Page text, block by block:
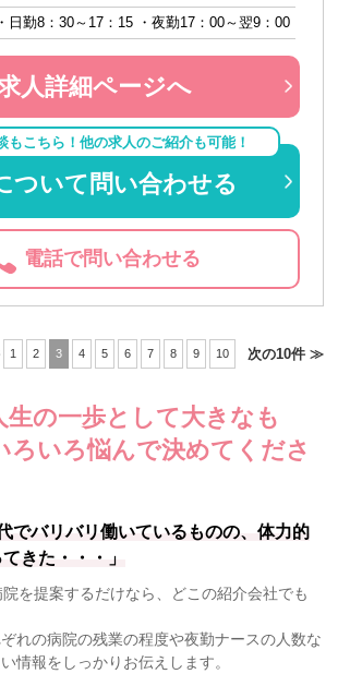
・日勤8：30～17：15 ・夜勤17：00～翌9：00
人詳細ページへ
もこちら！他の求人のご紹介も可能！
ついて問い合わせる
電話で問い合わせる
1 2 3 4 5 6 7 8 9 10 次の10件 ≫
生の一歩として大きなも
ろいろ悩んで決めてくださ
でバリバリ働いているものの、体力的
きた・・・」
を提案するだけなら、どこの紹介会社でも
れの病院の残業の程度や夜勤ナースの人数な
情報をしっかりお伝えします。